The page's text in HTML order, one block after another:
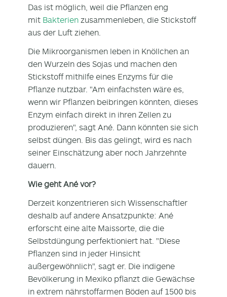
Das ist möglich, weil die Pflanzen eng
mit Bakterien zusammenleben, die Stickstoff
aus der Luft ziehen.
Die Mikroorganismen leben in Knöllchen an
den Wurzeln des Sojas und machen den
Stickstoff mithilfe eines Enzyms für die
Pflanze nutzbar. "Am einfachsten wäre es,
wenn wir Pflanzen beibringen könnten, dieses
Enzym einfach direkt in ihren Zellen zu
produzieren", sagt Ané. Dann könnten sie sich
selbst düngen. Bis das gelingt, wird es nach
seiner Einschätzung aber noch Jahrzehnte
dauern.
Wie geht Ané vor?
Derzeit konzentrieren sich Wissenschaftler
deshalb auf andere Ansatzpunkte: Ané
erforscht eine alte Maissorte, die die
Selbstdüngung perfektioniert hat. "Diese
Pflanzen sind in jeder Hinsicht
außergewöhnlich", sagt er. Die indigene
Bevölkerung in Mexiko pflanzt die Gewächse
in extrem nährstoffarmen Böden auf 1500 bis